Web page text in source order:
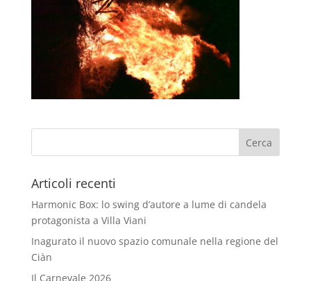
Articoli recenti
Harmonic Box: lo swing d’autore a lume di candela
protagonista a Villa Viani
Inagurato il nuovo spazio comunale nella regione del
Ciàn
Il Carnevale 2026